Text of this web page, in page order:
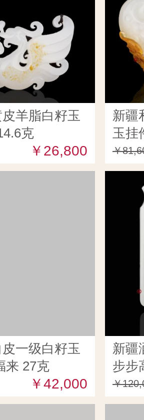
羊脂白籽玉
克
￥26,800
新疆
玉挂
￥
一级白籽玉
来 27克
￥42,000
新疆
步步
￥